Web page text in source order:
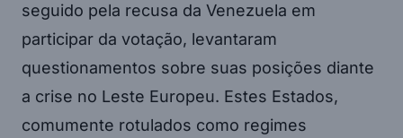
seguido pela recusa da Venezuela em
participar da votação, levantaram
questionamentos sobre suas posições diante
a crise no Leste Europeu. Estes Estados,
comumente rotulados como regimes